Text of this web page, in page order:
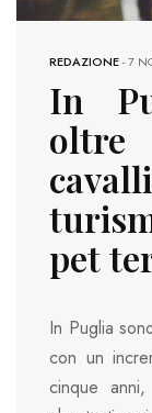
REDAZIONE-7
In
pet
In Puglia
con un
cinque